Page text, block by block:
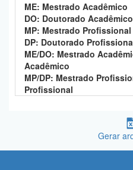
ME: Mestrado Acadêmico
DO: Doutorado Acadêmico
MP: Mestrado Profissional
DP: Doutorado
ME/DO: Mestrado
Acadêmico
MP/DP: Mestrado
Profissional
Gerar